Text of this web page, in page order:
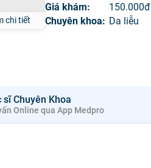
chi tiết
Giá khám:
150.000đ
Chuyên khoa: Da liễu
sĩ Chuyên Khoa
Online qua App Medpro